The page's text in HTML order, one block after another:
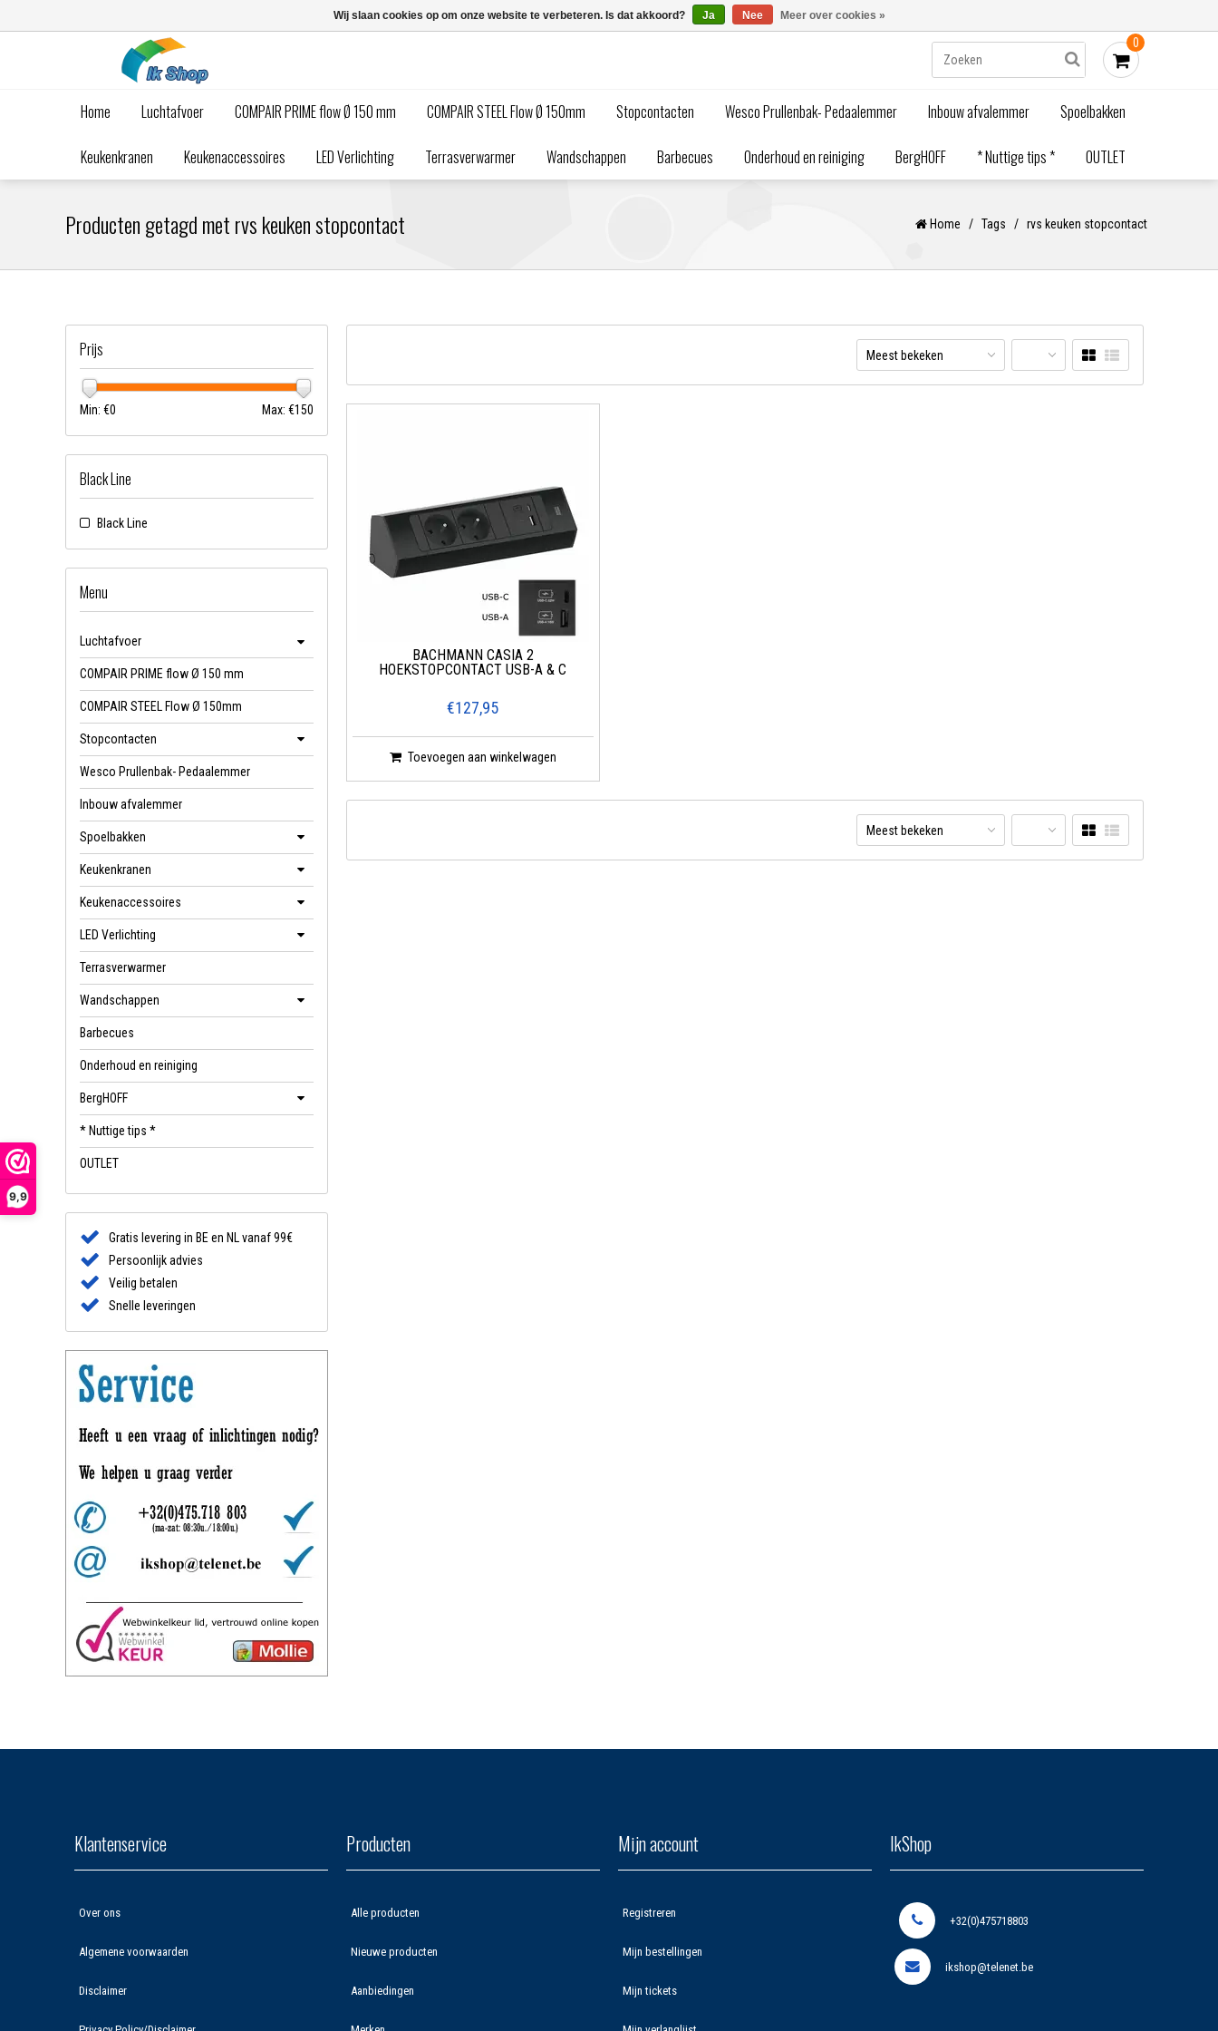
9,9
0
Home Luchtafvoer COMPAIR PRIME flow Ø 150 mm COMPAIR STEEL Flow Ø 150mm Stopcontacten Wesco Prullenbak- Pedaalemmer Inbouw afvalemmer Spoelbakken
Keukenkranen Keukenaccessoires LED Verlichting Terrasverwarmer Wandschappen Barbecues Onderhoud en reiniging BergHOFF * Nuttige tips * OUTLET
Producten getagd met rvs keuken stopcontact Home / Tags / rvs keuken stopcontact
Meest bekeken
BACHMANN CASIA 2
HOEKSTOPCONTACT USB-A & C
€127,95
Toevoegen aan winkelwagen
Meest bekeken
Prijs
Min: €0 Max: €150
Black Line
Black Line
Menu
Luchtafvoer
COMPAIR PRIME flow Ø 150 mm
COMPAIR STEEL Flow Ø 150mm
Stopcontacten
Wesco Prullenbak- Pedaalemmer
Inbouw afvalemmer
Spoelbakken
Keukenkranen
Keukenaccessoires
LED Verlichting
Terrasverwarmer
Wandschappen
Barbecues
Onderhoud en reiniging
BergHOFF
* Nuttige tips *
OUTLET
Gratis levering in BE en NL vanaf 99€
Persoonlijk advies
Veilig betalen
Snelle leveringen
Klantenservice
Over ons
Algemene voorwaarden
Disclaimer
Producten
Alle producten
Nieuwe producten
Aanbiedingen
Mijn account
Registreren
Mijn bestellingen
Mijn tickets
IkShop
+32(0)475718803
ikshop@telenet.be
Wij slaan cookies op om onze website te verbeteren. Is dat akkoord? Ja Nee Meer over cookies »